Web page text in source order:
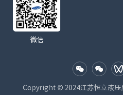
微信
Copyright © 2024江苏恒立液压